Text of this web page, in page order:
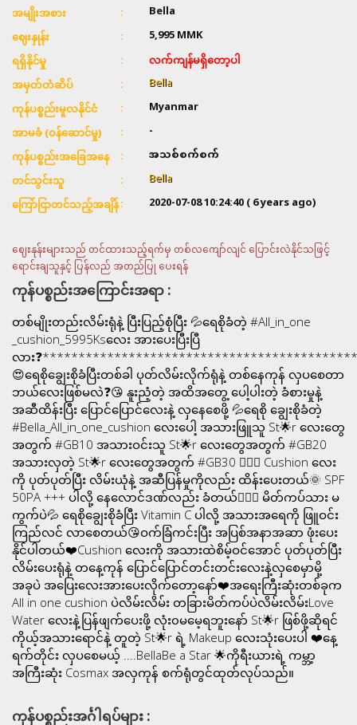
အမျိုးအစား Bella
ဈေးနှုန်း 5,995MMK
ရရှိနိုင်မှု
လက်ကျန်မရှိတော့ပါ
အမှတ်တံဆိပ်
Bella
ကုန်ပစ္စည်းမူလနိုင်ငံ Myanmar
အာမခံ (ဝန်ဆောင်မှု) -
ကုန်ပစ္စည်းအခြေအနေ အသစ်စက်စက်
တင်သွင်းသူ Bella
ကြော်ငြာတင်သည့်အချိန် 2020-07-08 10:24:40( 6 years ago)
ဈေးနုန်းများသည် တင်ထားသည့်ရက်မှ တစ်လကျော်လျင် ပြောင်းလဲနိုင်သဖြင့်
ရောင်းချသူနှင့် ပြန်လည် အတည်ပြု ပေးရန်
ကုန်ပစ္စည်းအကြောင်းအရာ :
တစ်မျိုးတည်းလိမ်းရုံနဲ့ ပြီးပြည့်စုံပြီး 💦ရေစိုခံတဲ့ #All_in_one
_cushion_5995Ksလေး အားပေးပြီးပြီ
လား
😍ရေစိုချွေးစိုခံပြီးတစ်ခါ ပုတ်လိမ်းလိုက်ရုံနဲ့ တစ်နေကုန် လှပစေတာ
ဘယ်လေးဖြစ်မလဲ❓😘 နူးညံ့တဲ့ အထိအတွေ့ ပေါ့ပါးတဲ့ ခံစားမှုနဲ့
အဆီထိန်းပြီး ပြောင်ပြောင်လေးနဲ့ လှနေစေဖို့ 💦ရေစို ချွေးစိုခံတဲ့
#Bella_All_in_one_cushion လေးပေါ့ အသားဖြူသူ St🌟r လေးတွေ
အတွက် #GB10 အသားဝင်းသူ St🌟r လေးတွေအတွက် #GB20
အသားလှတဲ့ St🌟r လေးတွေအတွက် #GB30 🧚🏻‍♀️ Cushion လေး
ကို ပုတ်ပုတ်ပြီး လိမ်းယုံနဲ့ အဆီပြန်မှုကိုလည်း ထိန်းပေးတယ်🌞 SPF
50PA +++ ပါလို့ နေလောင်ဒဏ်လည်း ခံတယ်💁🏻‍♀️ မိတ်ကပ်သား မ
ကွက်ပဲ💦 ရေစိုချွေးစိုခံပြီး Vitamin C ပါလို့ အသားအရေကို ဖြူဝင်း
ကြည်လင် လာစေတယ်😘ဝက်ခြံကင်းပြီး အပြစ်အနာအဆာ ဖုံးပေး
နိုင်ပါတယ်❤️Cushion လေးကို အသားထဲစိမ့်ဝင်အောင် ပုတ်ပုတ်ပြီး
လိမ်းပေးရုံနဲ့ တနေ့ကုန် ပြောင်ပြောင်တင်းတင်းလေးနဲ့လှစေမှာမို့
အခုပဲ အပြေးလေးအားပေးလိုက်တော့နော်❤️အရေးကြီးဆုံးတစ်ခုက
All in one cushion ပဲလိမ်းလိမ်း တခြားမိတ်ကပ်ပဲလိမ်းလိမ်းLove
Water လေးနဲ့ပြန်ဖျက်ပေးဖို့ လုံး၀မမေ့ရဘူးနော် St🌟r ဖြစ်ဖို့ဆိုရင်
ကိုယ့်အသားရောင်နဲ့ တူတဲ့ St🌟r ရဲ့ Makeup လေးသုံးပေးပါ ❤️နေ့
ရက်တိုင်း လှပစေမယ့် ....BellaBe a Star 🌟ကိုရီးယားရဲ့ ကမ္ဘာ့
အကြီးဆုံး Cosmax အလှကုန် စက်ရုံတွင်ထုတ်လုပ်သည်။
ကုန်ပစ္စည်းအင်္ဂါရပ်များ :